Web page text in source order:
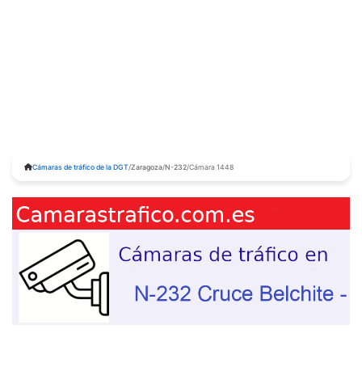
Cámaras de tráfico de la DGT/Zaragoza/N-232/Cámara 1448